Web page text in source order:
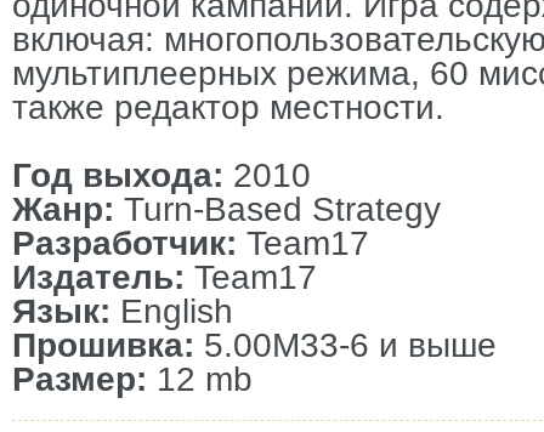
включая:
мультиплеерных режима, 60
также редактор местности.
Год выхода: 2010
Жанр: Turn-Based Strategy
Разработчик: Team17
Издатель: Team17
Язык: English
Прошивка: 5.00M33-6 и выше
Размер: 12 mb